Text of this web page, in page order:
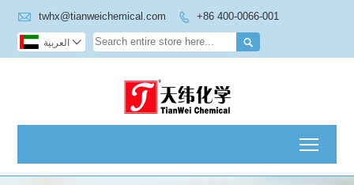
 twhx@tianweichemical.com  +86 400-0066-001
 العربية 